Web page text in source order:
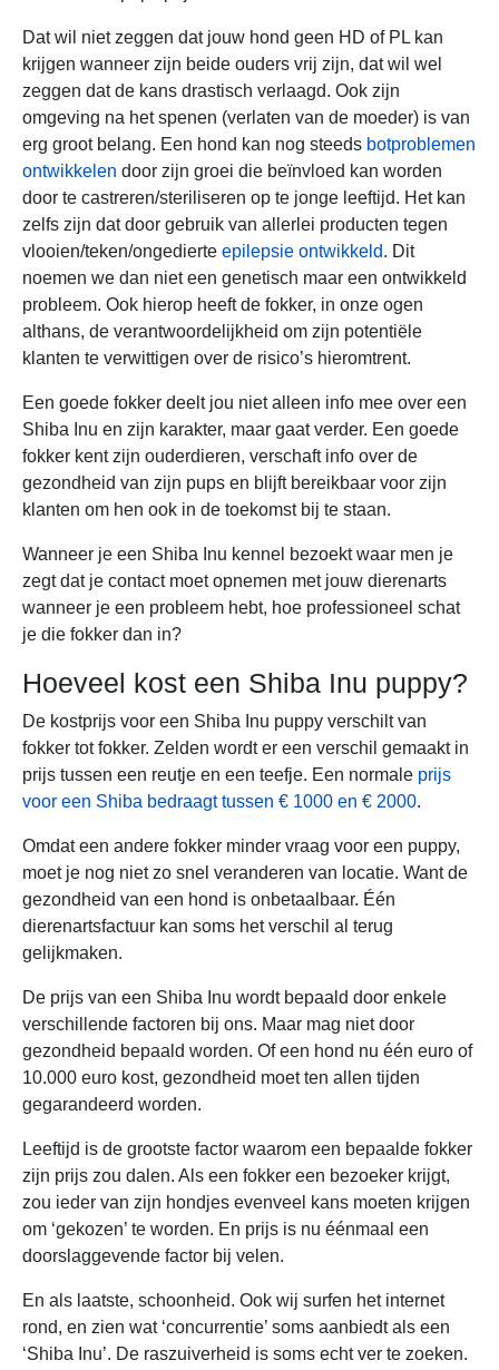
Dat wil niet zeggen dat jouw hond geen HD of PL kan
krijgen wanneer zijn beide ouders vrij zijn, dat wil wel
zeggen dat de kans drastisch verlaagd. Ook zijn
omgeving na het spenen (verlaten van de moeder) is van
erg groot belang. Een hond kan nog steeds botproblemen
ontwikkelen door zijn groei die beïnvloed kan worden
door te castreren/steriliseren op te jonge leeftijd. Het kan
zelfs zijn dat door gebruik van allerlei producten tegen
vlooien/teken/ongedierte epilepsie ontwikkeld. Dit
noemen we dan niet een genetisch maar een ontwikkeld
probleem. Ook hierop heeft de fokker, in onze ogen
althans, de verantwoordelijkheid om zijn potentiële
klanten te verwittigen over de risico’s hieromtrent.
Een goede fokker deelt jou niet alleen info mee over een
Shiba Inu en zijn karakter, maar gaat verder. Een goede
fokker kent zijn ouderdieren, verschaft info over de
gezondheid van zijn pups en blijft bereikbaar voor zijn
klanten om hen ook in de toekomst bij te staan.
Wanneer je een Shiba Inu kennel bezoekt waar men je
zegt dat je contact moet opnemen met jouw dierenarts
wanneer je een probleem hebt, hoe professioneel schat
je die fokker dan in?
Hoeveel kost een Shiba Inu puppy?
De kostprijs voor een Shiba Inu puppy verschilt van
fokker tot fokker. Zelden wordt er een verschil gemaakt in
prijs tussen een reutje en een teefje. Een normale prijs
voor een Shiba bedraagt tussen € 1000 en € 2000.
Omdat een andere fokker minder vraag voor een puppy,
moet je nog niet zo snel veranderen van locatie. Want de
gezondheid van een hond is onbetaalbaar. Één
dierenartsfactuur kan soms het verschil al terug
gelijkmaken.
De prijs van een Shiba Inu wordt bepaald door enkele
verschillende factoren bij ons. Maar mag niet door
gezondheid bepaald worden. Of een hond nu één euro of
10.000 euro kost, gezondheid moet ten allen tijden
gegarandeerd worden.
Leeftijd is de grootste factor waarom een bepaalde fokker
zijn prijs zou dalen. Als een fokker een bezoeker krijgt,
zou ieder van zijn hondjes evenveel kans moeten krijgen
om ‘gekozen’ te worden. En prijs is nu éénmaal een
doorslaggevende factor bij velen.
En als laatste, schoonheid. Ook wij surfen het internet
rond, en zien wat ‘concurrentie’ soms aanbiedt als een
‘Shiba Inu’. De raszuiverheid is soms echt ver te zoeken.